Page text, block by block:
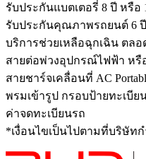
รับประกันแบตเตอรี่ 8 ปี หรือ
รับประกันคุณภาพรถยนต์ 6 ปี
บริการช่วยเหลือฉุกเฉิน ตลอ
สายต่อพ่วงอุปกรณ์ไฟฟ้า หรื
สายชาร์จเคลื่อนที่ AC
พรมเข้ารูป กรอบป้ายทะเบี
ค่าจดทะเบียนรถ​
*เงื่อนไขเป็นไปตามที่บริษัท